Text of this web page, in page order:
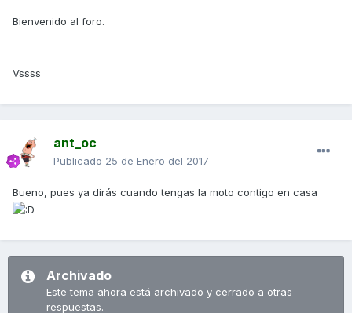
Bienvenido al foro.
Vssss
ant_oc
Publicado 25 de Enero del 2017
Bueno, pues ya dirás cuando tengas la moto contigo en casa
Archivado
Este tema ahora está archivado y cerrado a otras
respuestas.